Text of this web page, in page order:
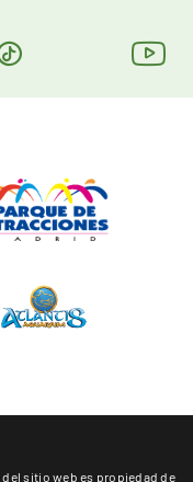
sitio web es propiedad de